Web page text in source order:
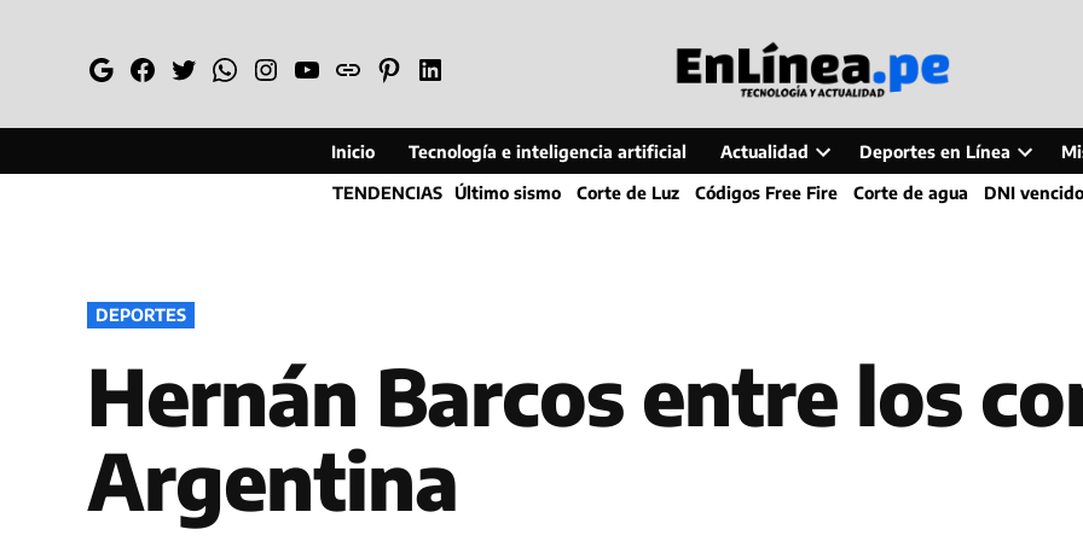
GoogleFacebook
TwitterWhatsapp
Instagram
YouTube
WebPinterestLinkedin
Inicio Tecnología e inteligencia artificial Actualidad
Open
dropdown
Deportes en Línea
Open
dropdown
TENDENCIAS Último sismo Corte de Luz Códigos Free Fire Corte de agua DNI vencido
PUBLICADO
EN
DEPORTES
Hernán Barcos entre los
Argentina